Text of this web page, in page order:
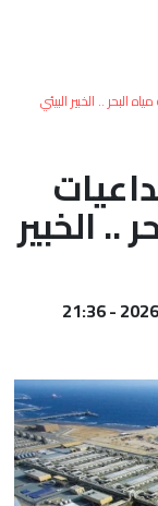
البحر .. الخبير البيئي
.. الخبير